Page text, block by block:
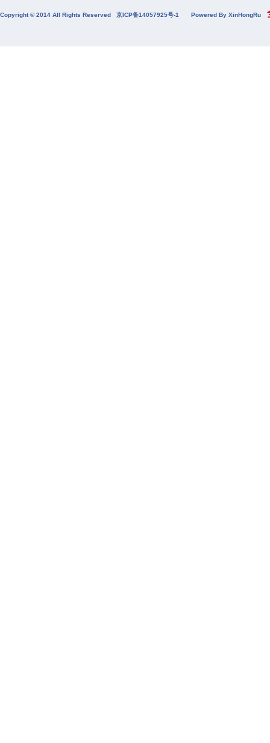
Copyright © 2014 All Rights Reserved 京ICP备14057925号-1 Powered By XinHongRu